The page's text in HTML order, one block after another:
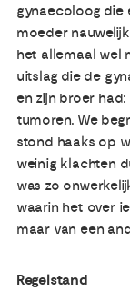
gynaecoloog die
moeder
het allemaal wel
uitslag die de
en zijn broer
tumoren. We
stond haaks op
weinig klachten
was zo
waarin het over
maar van een
Regelstand